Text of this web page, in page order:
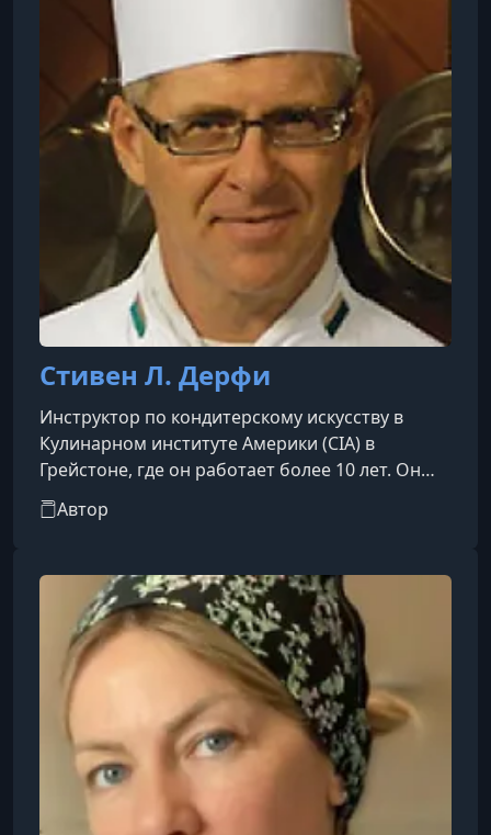
представлены на телевидении и в различных
изданиях, включая American Cake Decorating и
Southern Living.
Стивен Л. Дерфи
Инструктор по кондитерскому искусству в
Кулинарном институте Америки (CIA) в
Грейстоне, где он работает более 10 лет. Он
является сертифицированным
исполнительным шеф-кондитером и
гостеприимства.До работы в CIA, Дерфи был
исполнительным шеф-кондитером в
знаменитом ресторане The French Laundry в
Йоунтвилле, Калифорния. Во время работы
там он получил премию James Beard за
выдающиеся достижения в кондитерском
Автор